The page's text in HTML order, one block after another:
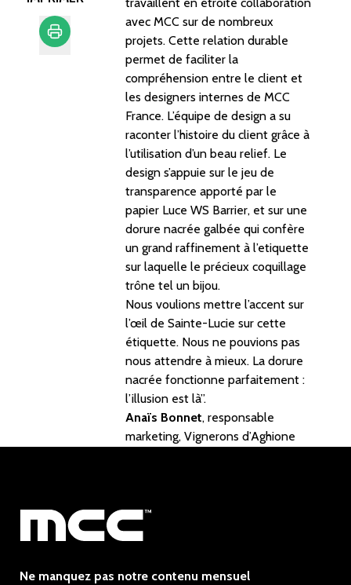
avec MCC sur de nombreux
projets. Cette relation durable
permet de faciliter la
compréhension entre le client et
les designers internes de MCC
France. L’équipe de design a su
raconter l’histoire du client grâce à
l’utilisation d’un beau relief. Le
design s’appuie sur le jeu de
transparence apporté par le
papier Luce WS Barrier, et sur une
dorure nacrée galbée qui confère
un grand raffinement à l’etiquette
sur laquelle le précieux coquillage
trône tel un bijou.
Nous voulions mettre l’accent sur
l’œil de Sainte-Lucie sur cette
étiquette. Nous ne pouvions pas
nous attendre à mieux. La dorure
nacrée fonctionne parfaitement :
l’illusion est là”.
Anaïs Bonnet, responsable
marketing, Vignerons d’Aghione
Ne manquez pas notre contenu mensuel